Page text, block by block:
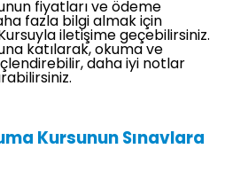
fiyatları ve ödeme
fazla bilgi almak için
iletişime geçebilirsiniz.
katılarak, okuma ve
daha iyi notlar
Kursunun Sınavlara